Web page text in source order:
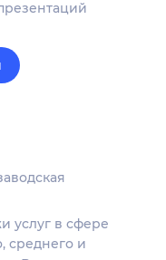
услуг в сфере
среднего и